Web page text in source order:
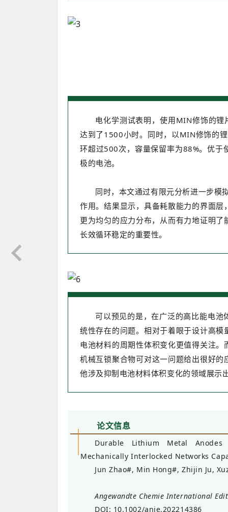
电化学测试表明，使用MIN修饰的
达到了1500小时。同时，以MIN修饰的
环超过500次，容量保留率为88%。优于
极的电池。
同时，本文通过有限元分析进一步
作用。结果显示，具备耗散能力的界面
更为均匀的应力分布，从而有力地证明
长效循环稳定的重要性。
可以预见的是，在广泛的高比能电
统性存在的问题。相对于着眼于设计高
电池材料的周期性体积变化更值得关注
机械互锁聚合物可对这一问题给出很好
他涉及抑制电池材料体积变化的领域展示
论文信息
Durable Lithium Metal
Mechanically Interlocked Networks
Jun Zhao#, Min Hong#, Zhijin Ju,
Angewandte Chemie International
DOI: 10.1002/anie.202214386